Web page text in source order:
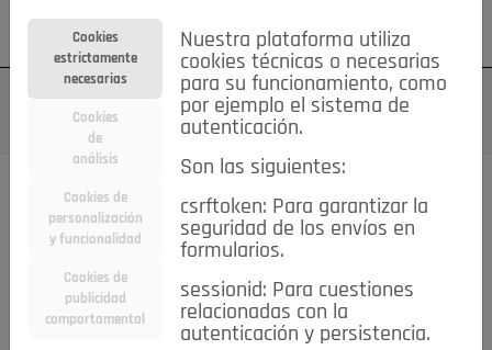
Su cuenta Regístrese ¿Olvidó su contraseña?
TODAS Deporte Bicicletas Deportes y Ocio
Electrodomésticos
Niños y Bebés Inmobiliaria Construcción y Reformas
Moda Accesorios Ropa Motor
Cookies
estrictamente
necesarias
Cookies
de
análisis
Cookies de
personalización
y funcionalidad
Cookies de
publicidad
comportamental
Nuestra plataforma utiliza
cookies técnicas o necesarias
para su funcionamiento, como
por ejemplo el sistema de
autenticación.
Son las siguientes:
csrftoken: Para garantizar la
seguridad de los envíos en
formularios.
sessionid: Para cuestiones
relacionadas con la
autenticación y persistencia.